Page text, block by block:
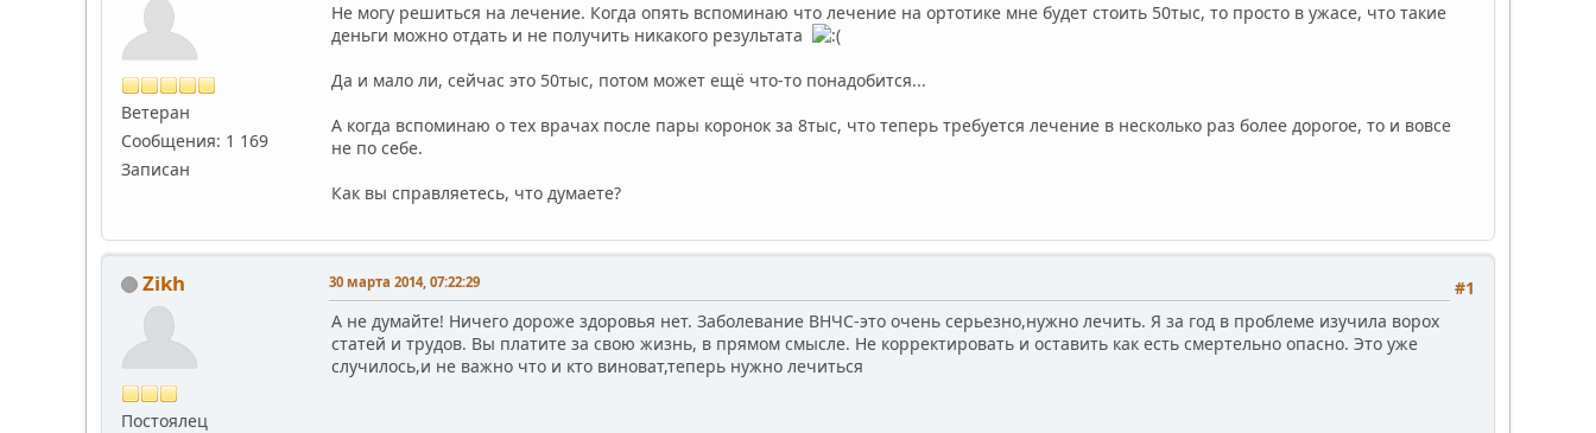
Ветеран
Сообщения: 1 169
Записан
Не могу решиться на лечение. Когда опять вспоминаю что лечение на ортотике мне будет стоить 50тыс, то просто в ужасе, что такие
деньги можно отдать и не получить никакого результата
Да и мало ли, сейчас это 50тыс, потом может ещё что-то понадобится...
А когда вспоминаю о тех врачах после пары коронок за 8тыс, что теперь требуется лечение в несколько раз более дорогое, то и вовсе
не по себе.
Как вы справляетесь, что думаете?
Zikh
Постоялец
#1
30 марта 2014, 07:22:29
А не думайте! Ничего дороже здоровья нет. Заболевание ВНЧС-это очень серьезно,нужно лечить. Я за год в проблеме изучила ворох
статей и трудов. Вы платите за свою жизнь, в прямом смысле. Не корректировать и оставить как есть смертельно опасно. Это уже
случилось,и не важно что и кто виноват,теперь нужно лечиться